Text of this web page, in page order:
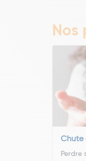
Nos
Chute
Perdre